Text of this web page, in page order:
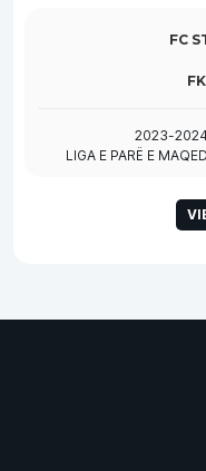
FC
2023-
LIGA E PARË E